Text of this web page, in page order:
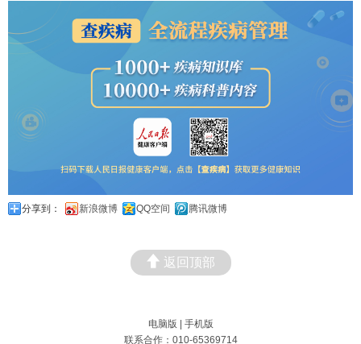
分享到： 新浪微博 QQ空间 腾讯微博
返回顶部
电脑版 | 手机版
联系合作：010-65369714